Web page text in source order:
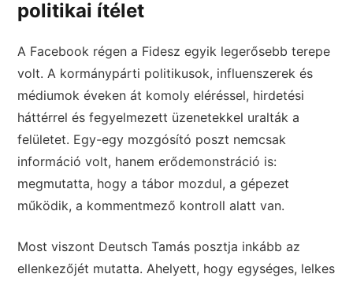
politikai ítélet
A Facebook régen a Fidesz egyik legerősebb terepe
volt. A kormánypárti politikusok, influenszerek és
médiumok éveken át komoly eléréssel, hirdetési
háttérrel és fegyelmezett üzenetekkel uralták a
felületet. Egy-egy mozgósító poszt nemcsak
információ volt, hanem erődemonstráció is:
megmutatta, hogy a tábor mozdul, a gépezet
működik, a kommentmező kontroll alatt van.
Most viszont Deutsch Tamás posztja inkább az
ellenkezőjét mutatta. Ahelyett, hogy egységes, lelkes